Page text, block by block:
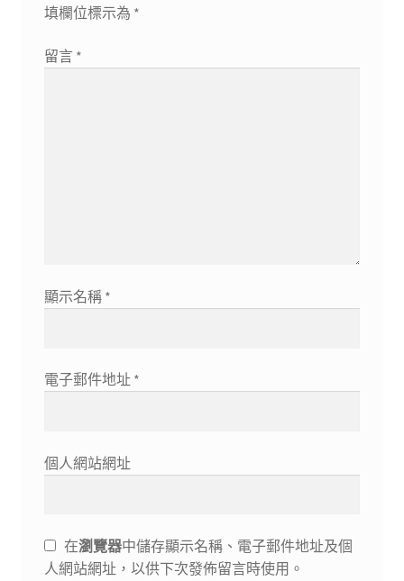
填欄位標示為 *
留言 *
顯示名稱 *
電子郵件地址 *
個人網站網址
在瀏覽器中儲存顯示名稱、電子郵件地址及個
人網站網址，以供下次發佈留言時使用。